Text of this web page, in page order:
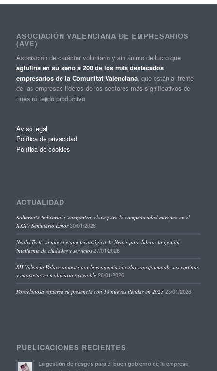
ASOCIACIÓN VALENCIANA DE EMPRESARIOS
(AVE)
Asociación de carácter voluntario y sin ánimo de lucro que
aglutina en su seno a 200 de los más destacados
empresarios de la Comunitat Valenciana, que están al frente
de las empresas líderes de los sectores más significativos de
nuestro tejido productivo
Aviso legal
Política de privacidad
Política de cookies
ACTUALIDAD
Soberanía industrial y energética, clave para la competitividad europea en el
XXXV Seminario Étnor 30/01/2026
Nealis Tech: la nueva etapa tecnológica de Nealis para liderar la gestión
inteligente de ciudades y servicios 27/01/2026
SH Valencia Palace apuesta por la economía circular transformando sus cortinas
y moquetas en mobiliario sostenible 26/01/2026
Porcelanosa refuerza su presencia con 18 nuevas tiendas en 2025 23/01/2026
PUBLICACIONES RECIENTES
La gestión de riesgos para el buen gobierno de la empresa